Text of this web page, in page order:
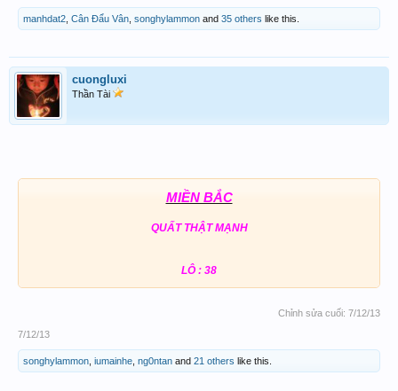
manhdat2 Cân Đẩu Vân songhylammon and 35 others like this.
cuongluxi
Thần Tài
MIỀN BẮC
QUẤT THẬT MẠNH
LÔ : 38
Chỉnh sửa cuối: 7/12/13
7/12/13
songhylammon iumainhe ng0ntan and 21 others like this.